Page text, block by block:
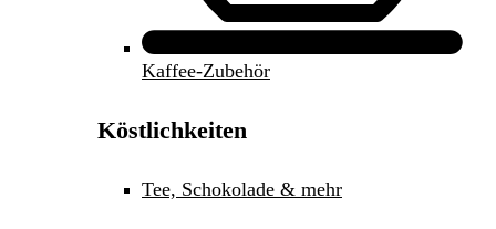
Kaffee-Zubehör
Köstlichkeiten
Tee, Schokolade & mehr